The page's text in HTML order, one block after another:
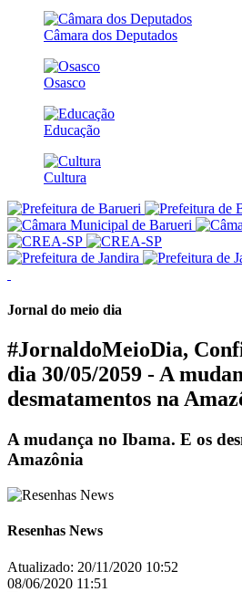
Câmara dos Deputados
Osasco
Educação
Cultura
Jornal do meio dia
#JornaldoMeioDia,
dia 30/05/2059 - A
desmatamentos na
A mudança no Ibama. E os
Amazônia
Resenhas News
Atualizado: 20/11/2020 10:52
08/06/2020 11:51